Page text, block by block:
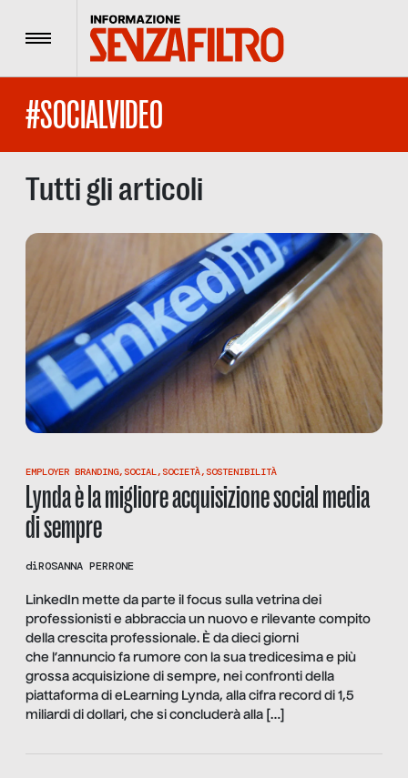
Menu
#SOCIALVIDEO
Tutti gli articoli
EMPLOYER BRANDING, SOCIAL, SOCIETÀ, SOSTENIBILITÀ
Lynda è la migliore acquisizione social media
di sempre
diROSANNA PERRONE
LinkedIn mette da parte il focus sulla vetrina dei
professionisti e abbraccia un nuovo e rilevante compito
della crescita professionale. È da dieci giorni
che l’annuncio fa rumore con la sua tredicesima e più
grossa acquisizione di sempre, nei confronti della
piattaforma di eLearning Lynda, alla cifra record di 1,5
miliardi di dollari, che si concluderà alla […]